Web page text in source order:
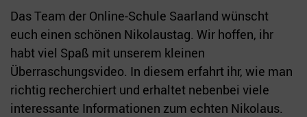
Das Team der Online-Schule Saarland wünscht
euch einen schönen Nikolaustag. Wir hoffen, ihr
habt viel Spaß mit unserem kleinen
Überraschungsvideo. In diesem erfahrt ihr, wie man
richtig recherchiert und erhaltet nebenbei viele
interessante Informationen zum echten Nikolaus.